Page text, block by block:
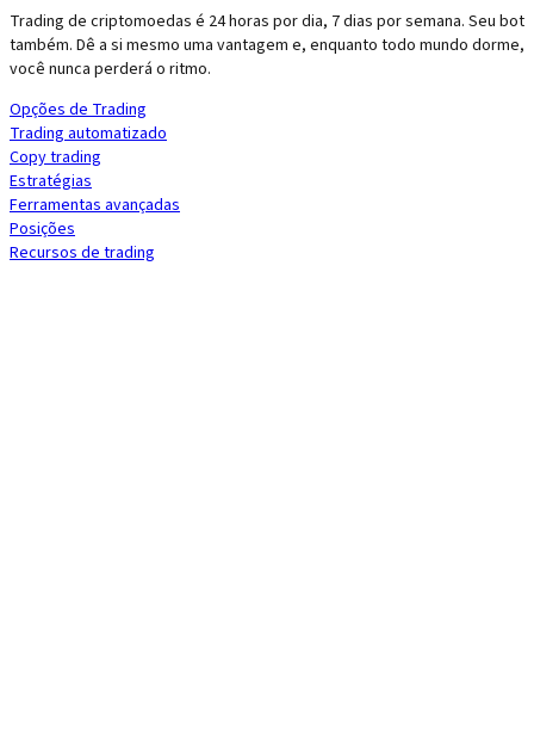
Trading de criptomoedas é 24 horas por dia, 7 dias por semana. Seu bot
também. Dê a si mesmo uma vantagem e, enquanto todo mundo dorme,
você nunca perderá o ritmo.
Opções de Trading
Trading automatizado
Copy trading
Estratégias
Ferramentas avançadas
Posições
Recursos de trading